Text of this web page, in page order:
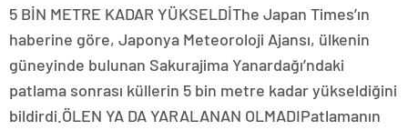
5 BİN METRE KADAR YÜKSELDİThe Japan Times’ın
haberine göre, Japonya Meteoroloji Ajansı, ülkenin
güneyinde bulunan Sakurajima Yanardağı’ndaki
patlama sonrası küllerin 5 bin metre kadar yükseldiğini
bildirdi.ÖLEN YA DA YARALANAN OLMADIPatlamanın